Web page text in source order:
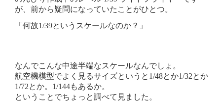
が、前から疑問になっていたことがひとつ。
「何故1/39というスケールなのか？」
なんでこんな中途半端なスケールなんでしょ。
航空機模型でよく見るサイズというと1/48とか1/32とか
1/72とか。1/144もあるか。
ということでちょっと調べて見ました。